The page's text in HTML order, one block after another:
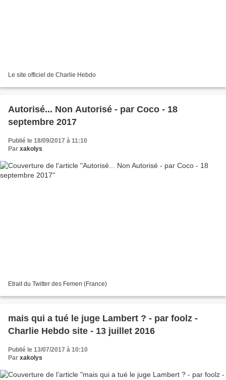
Le site officiel de Charlie Hebdo
Autorisé... Non Autorisé - par Coco - 18
septembre 2017
Publié le 18/09/2017 à 11:10
Par xakolys
Etrait du Twitter des Femen (France)
mais qui a tué le juge Lambert ? - par foolz -
Charlie Hebdo site - 13 juillet 2016
Publié le 13/07/2017 à 10:10
Par xakolys